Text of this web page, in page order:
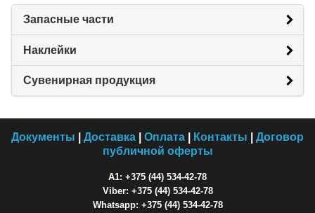
Запасные части
Наклейки
Сувенирная продукция
Документы Доставка Оплата Контакты
Договор
публичной оферты
A1: +375 (44) 534-42-78
Viber: +375 (44) 534-42-78
Whatsapp: +375 (44) 534-42-78